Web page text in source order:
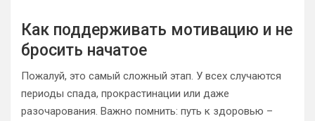
Как поддерживать мотивацию и не
бросить начатое
Пожалуй, это самый сложный этап. У всех случаются
периоды спада, прокрастинации или даже
разочарования. Важно помнить: путь к здоровью –